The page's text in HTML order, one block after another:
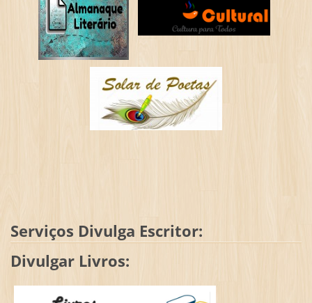
Serviços Divulga Escritor:
Divulgar Livros: